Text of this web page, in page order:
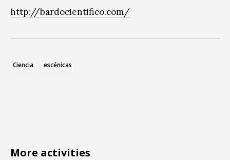
http://bardocientifico.com/
Ciencia escénicas
More activities